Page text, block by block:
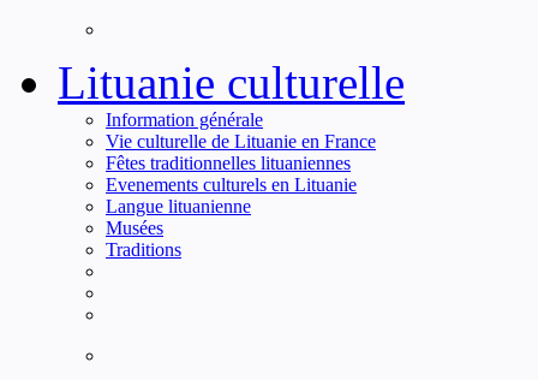
Lituanie culturelle
Information générale
Vie culturelle de Lituanie en France
Fêtes traditionnelles lituaniennes
Evenements culturels en Lituanie
Langue lituanienne
Musées
Traditions